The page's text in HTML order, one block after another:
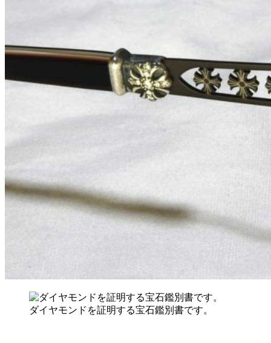
ダイヤモンドを証明する宝石鑑別書です。